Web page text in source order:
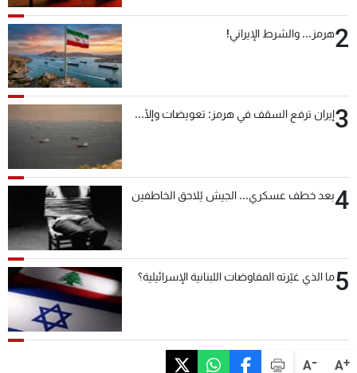
A+
A-
2هرمز... والشرط الإيراني!
3إيران ترفع السقف في هرمز: تعويضات وإلّا...
4بعد خطف عسكري... الجيش يُلاحق الخاطفين
5ما الذي غيّرته المفاوضات اللبنانية الإسرائيلية؟